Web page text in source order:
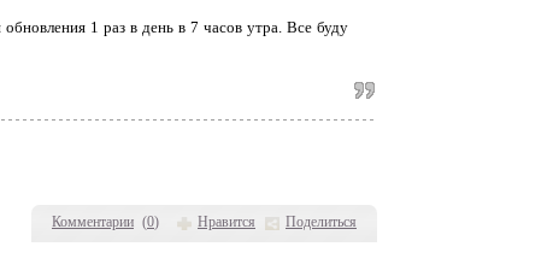
Комментарии (0) Нравится Поделиться
1 раз в день в 7 часов утра. Все буду